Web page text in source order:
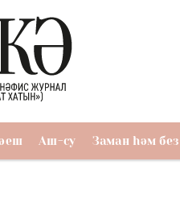
Аш-су Заман һәм без